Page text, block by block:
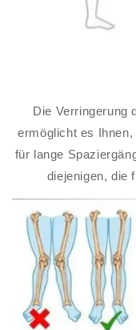
Die Verringerung
ermöglicht es
für lange
diejenigen, die